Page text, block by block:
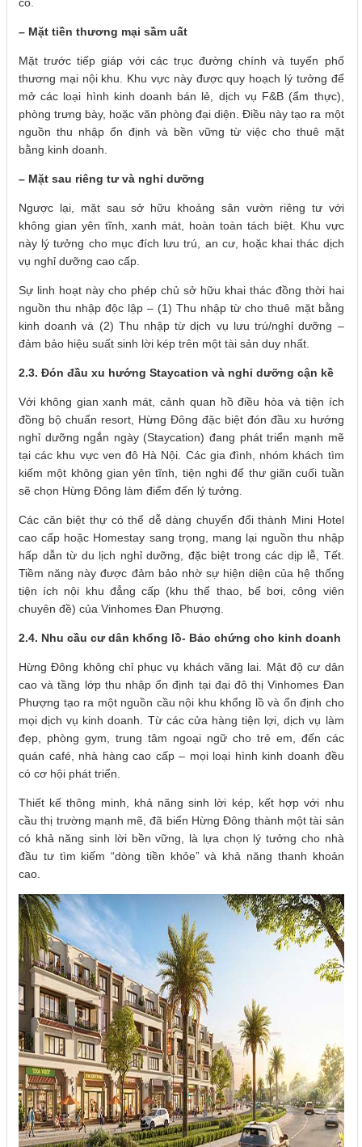
– Mặt tiền thương mại sầm uất
Mặt trước tiếp giáp với các trục đường chính và tuyến phố
thương mại nội khu. Khu vực này được quy hoạch lý tưởng để
mở các loại hình kinh doanh bán lẻ, dịch vụ F&B (ẩm thực),
phòng trưng bày, hoặc văn phòng đại diện. Điều này tạo ra một
nguồn thu nhập ổn định và bền vững từ việc cho thuê mặt
bằng kinh doanh.
– Mặt sau riêng tư và nghỉ dưỡng
Ngược lại, mặt sau sở hữu khoảng sân vườn riêng tư với
không gian yên tĩnh, xanh mát, hoàn toàn tách biệt. Khu vực
này lý tưởng cho mục đích lưu trú, an cư, hoặc khai thác dịch
vụ nghỉ dưỡng cao cấp.
Sự linh hoạt này cho phép chủ sở hữu khai thác đồng thời hai
nguồn thu nhập độc lập – (1) Thu nhập từ cho thuê mặt bằng
kinh doanh và (2) Thu nhập từ dịch vụ lưu trú/nghỉ dưỡng –
đảm bảo hiệu suất sinh lời kép trên một tài sản duy nhất.
2.3. Đón đầu xu hướng Staycation và nghỉ dưỡng cận kề
Với không gian xanh mát, cảnh quan hồ điều hòa và tiện ích
đồng bộ chuẩn resort, Hừng Đông đặc biệt đón đầu xu hướng
nghỉ dưỡng ngắn ngày (Staycation) đang phát triển mạnh mẽ
tại các khu vực ven đô Hà Nội. Các gia đình, nhóm khách tìm
kiếm một không gian yên tĩnh, tiện nghi để thư giãn cuối tuần
sẽ chọn Hừng Đông làm điểm đến lý tưởng.
Các căn biệt thự có thể dễ dàng chuyển đổi thành Mini Hotel
cao cấp hoặc Homestay sang trọng, mang lại nguồn thu nhập
hấp dẫn từ du lịch nghỉ dưỡng, đặc biệt trong các dịp lễ, Tết.
Tiềm năng này được đảm bảo nhờ sự hiện diện của hệ thống
tiện ích nội khu đẳng cấp (khu thể thao, bể bơi, công viên
chuyên đề) của Vinhomes Đan Phượng.
2.4. Nhu cầu cư dân khổng lồ- Bảo chứng cho kinh doanh
Hừng Đông không chỉ phục vụ khách vãng lai. Mật độ cư dân
cao và tầng lớp thu nhập ổn định tại đại đô thị Vinhomes Đan
Phượng tạo ra một nguồn cầu nội khu khổng lồ và ổn định cho
mọi dịch vụ kinh doanh. Từ các cửa hàng tiện lợi, dịch vụ làm
đẹp, phòng gym, trung tâm ngoại ngữ cho trẻ em, đến các
quán café, nhà hàng cao cấp – mọi loại hình kinh doanh đều
có cơ hội phát triển.
Thiết kế thông minh, khả năng sinh lời kép, kết hợp với nhu
cầu thị trường mạnh mẽ, đã biến Hừng Đông thành một tài sản
có khả năng sinh lời bền vững, là lựa chọn lý tưởng cho nhà
đầu tư tìm kiếm “dòng tiền khỏe” và khả năng thanh khoản
cao.